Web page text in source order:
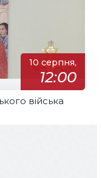
10 серпня,
12:00
війська